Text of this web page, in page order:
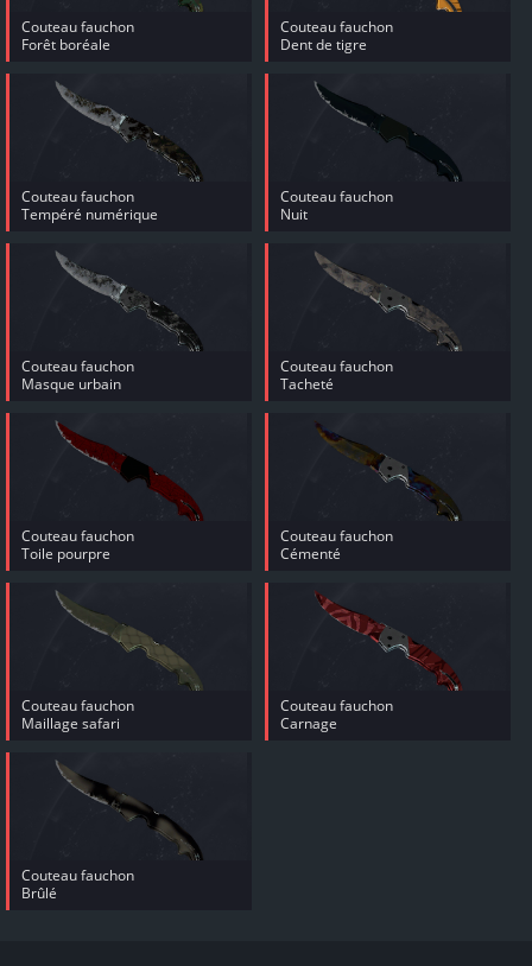
Couteau fauchon
Forêt boréale
Couteau fauchon
Dent de tigre
Couteau fauchon
Tempéré numérique
Couteau fauchon
Nuit
Couteau fauchon
Masque urbain
Couteau fauchon
Tacheté
Couteau fauchon
Toile pourpre
Couteau fauchon
Cémenté
Couteau fauchon
Maillage safari
Couteau fauchon
Carnage
Couteau fauchon
Brûlé